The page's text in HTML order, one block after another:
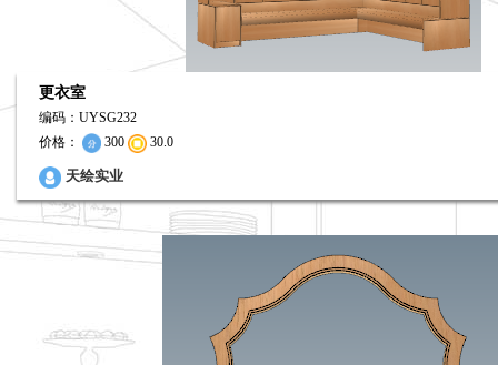
更衣室
编码：UYSG232
价格：
300 30.0
天绘实业